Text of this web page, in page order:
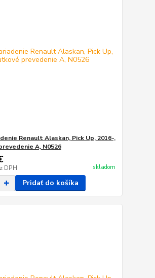
Renault Alaskan, Pick Up, 2016-,
A, N0526
DPH skladom
Pridať do košíka